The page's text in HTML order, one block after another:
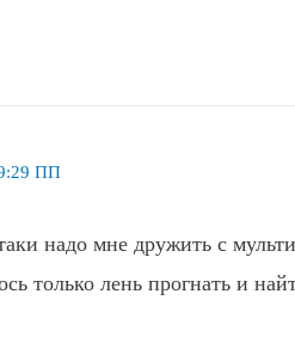
ПП
надо мне дружить с
только лень прогнать и